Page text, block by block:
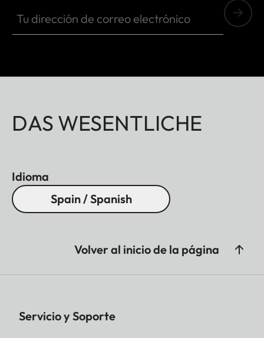
DAS WESENTLICHE
Idioma
Spain / Spanish
Volver al inicio de la página
Servicio y Soporte